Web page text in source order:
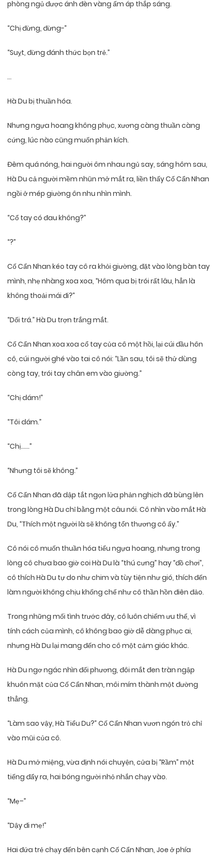
phòng ngủ được ánh đèn vàng ấm áp thắp sáng.
“Chị đừng, đừng-”
“Suỵt, đừng đánh thức bọn trẻ.”
…
Hà Du bị thuần hóa.
Nhưng ngựa hoang không phục, xương càng thuần càng
cứng, lúc nào cũng muốn phản kích.
Đêm quá nóng, hai người ôm nhau ngủ say, sáng hôm sau,
Hà Du cả người mềm nhũn mở mắt ra, liền thấy Cố Cẩn Nhan
ngồi ở mép giường ôn nhu nhìn mình.
“Cổ tay có đau không?”
“?”
Cố Cẩn Nhan kéo tay cô ra khỏi giường, đặt vào lòng bàn tay
mình, nhẹ nhàng xoa xoa, “Hôm qua bị trói rất lâu, hẳn là
không thoải mái đi?”
“Dối trá.” Hà Du trợn trắng mắt.
Cố Cẩn Nhan xoa xoa cổ tay của cô một hồi, lại cúi đầu hôn
cô, cúi người ghé vào tai cô nói: “Lần sau, tôi sẽ thử dùng
còng tay, trói tay chân em vào giường.”
“Chị dám!”
“Tôi dám.”
“Chị……”
“Nhưng tôi sẽ không.”
Cố Cẩn Nhan đã dập tắt ngọn lửa phản nghịch đã bùng lên
trong lòng Hà Du chỉ bằng một câu nói. Cô nhìn vào mắt Hà
Du, “Thích một người là sẽ không tổn thương cô ấy.”
Cô nói cô muốn thuần hóa tiểu ngựa hoang, nhưng trong
lòng cô chưa bao giờ coi Hà Du là “thú cưng” hay “đồ chơi”,
cô thích Hà Du tự do như chim và tùy tiện như gió, thích đến
làm người không chịu khống chế như cô thần hồn điên đảo.
Trong những mối tình trước đây, cô luôn chiếm ưu thế, vì
tính cách của mình, cô không bao giờ dễ dàng phục ai,
nhưng Hà Du lại mang đến cho cô một cảm giác khác.
Hà Du ngơ ngác nhìn đối phương, đôi mắt đen tràn ngập
khuôn mặt của Cố Cẩn Nhan, môi mím thành một đường
thẳng.
“Làm sao vậy, Hà Tiểu Du?” Cố Cẩn Nhan vươn ngón trỏ chỉ
vào mũi của cô.
Hà Du mở miệng, vừa định nói chuyện, cửa bị “Rầm” một
tiếng đẩy ra, hai bóng người nhỏ nhắn chạy vào.
“Mẹ–”
“Dậy đi mẹ!”
Hai đứa trẻ chạy đến bên cạnh Cố Cẩn Nhan, Joe ở phía